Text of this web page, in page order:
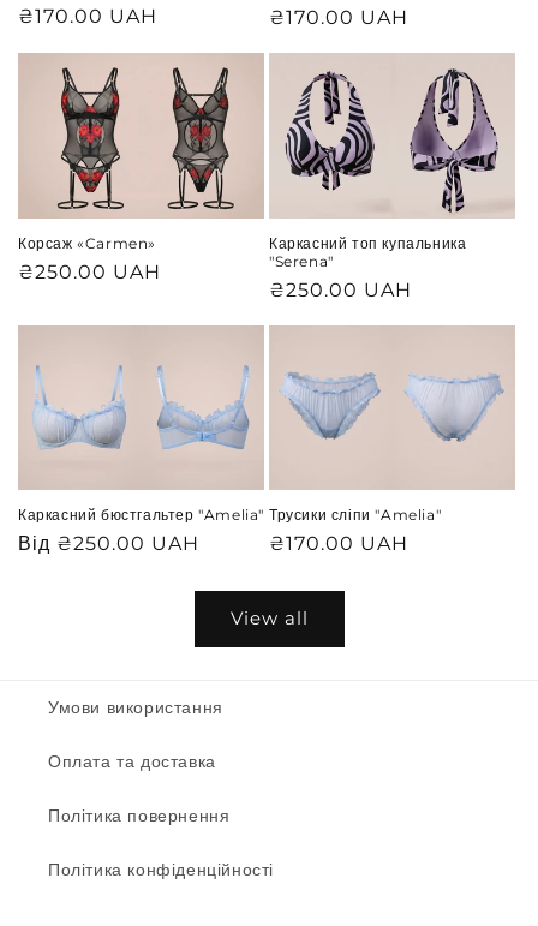
Звичайна
₴170.00 UAH
Звичайна
₴170.00 UAH
Корсаж «Carmen»
Звичайна
₴250.00 UAH
Каркасний топ купальника
"Serena"
Звичайна
₴250.00 UAH
Каркасний бюстгальтер "Amelia"
Звичайна
Від ₴250.00 UAH
Трусики сліпи "Amelia"
Звичайна
₴170.00 UAH
View all
Умови використання
Оплата та доставка
Політика повернення
Політика конфіденційності